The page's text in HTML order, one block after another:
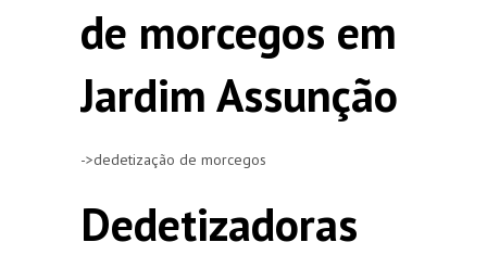
de morcegos em
Jardim Assunção
->dedetização de morcegos
Dedetizadoras